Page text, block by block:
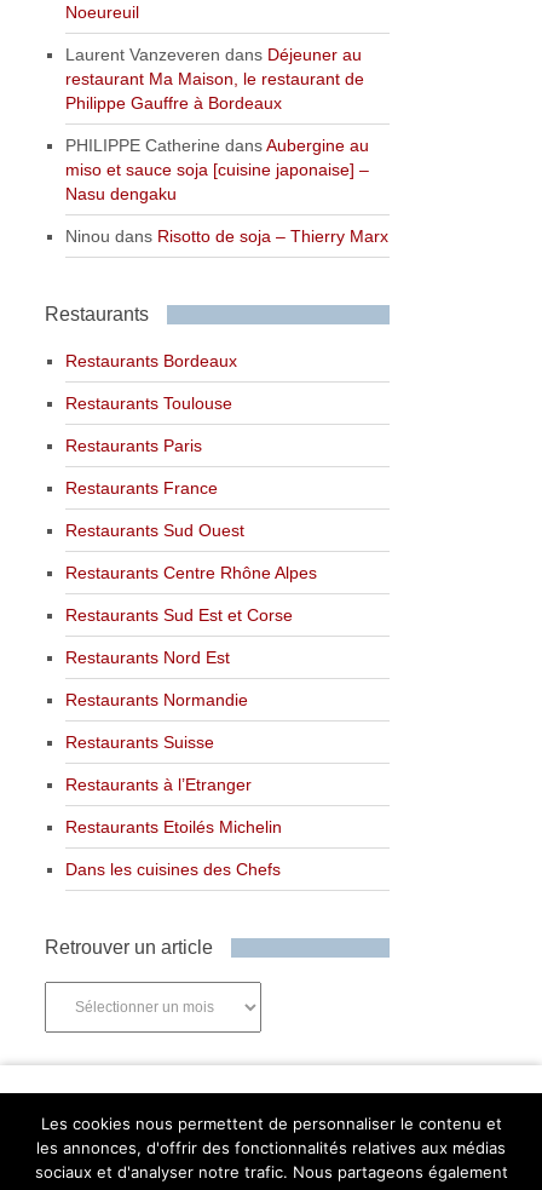
Noeureuil
Laurent Vanzeveren dans Déjeuner au
restaurant Ma Maison, le restaurant de
Philippe Gauffre à Bordeaux
PHILIPPE Catherine dansAubergine au
miso et sauce soja [cuisine japonaise] –
Nasu dengaku
Ninou dans Risotto de soja – Thierry Marx
Restaurants
Restaurants Bordeaux
Restaurants Toulouse
Restaurants Paris
Restaurants France
Restaurants Sud Ouest
Restaurants Centre Rhône Alpes
Restaurants Sud Est et Corse
Restaurants Nord Est
Restaurants Normandie
Restaurants Suisse
Restaurants à l’Etranger
Restaurants Etoilés Michelin
Dans les cuisines des Chefs
Retrouver un article
Les cookies nous permettent de personnaliser le contenu et
les annonces, d'offrir des fonctionnalités relatives aux médias
sociaux et d'analyser notre trafic. Nous partageons également